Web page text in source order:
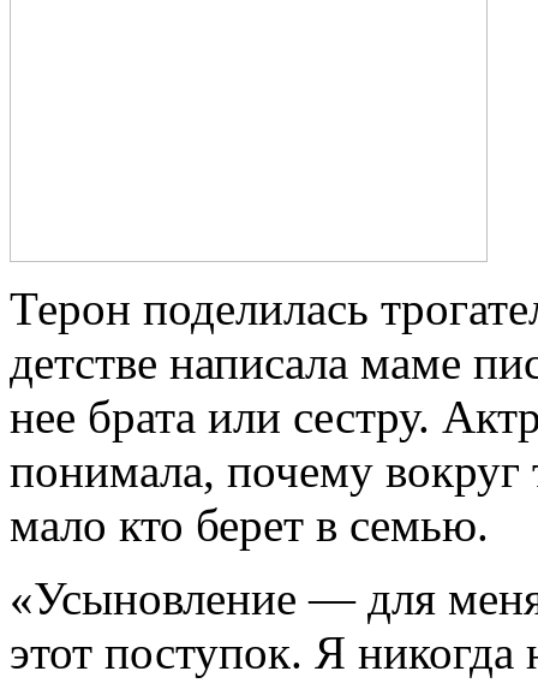
Терон поделилась
детстве написала маме
нее брата или сестру.
понимала, почему
мало кто берет в семью.
«Усыновление — для
этот поступок. Я